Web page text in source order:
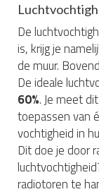
De
is, krijg je
de muur.
De ideale
60%. Je meet
toepassen van
vochtigheid in
Dit doe je door
radiotoren te